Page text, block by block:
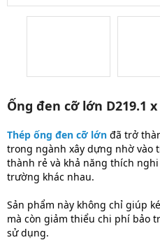
Ống đen cỡ lớn D219.1 x
Thép ống đen cỡ lớn đã trở
trong ngành xây dựng nhờ vào
thành rẻ và khả năng thích
trường khác nhau.
Sản phẩm này không chỉ giúp
mà còn giảm thiểu chi phí bảo
sử dụng.